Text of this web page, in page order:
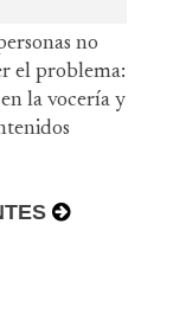
no
el problema:
en la vocería y